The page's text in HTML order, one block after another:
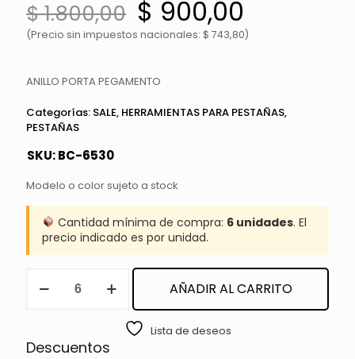
$1.800,00 El
precio
original
$ 1.800,00.
$ 900,00precio
actual
(Precio sin impuestos nacionales: $ 743,80)
ANILLO PORTA PEGAMENTO
Categorías: SALE, HERRAMIENTAS PARA PESTAÑAS,
PESTAÑAS
SKU:BC-6530
Modelo o color sujeto a stock
Cantidad mínima de compra: 6 unidades. El
precio indicado es por unidad.
PORTA
AÑADIR AL CARRITO
Lista de deseos
Descuentos